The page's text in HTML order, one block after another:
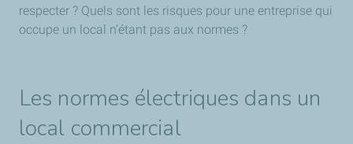
respecter ? Quels sont les risques pour une entreprise qui
occupe un local n’étant pas aux normes ?
Les normes électriques dans un
local commercial